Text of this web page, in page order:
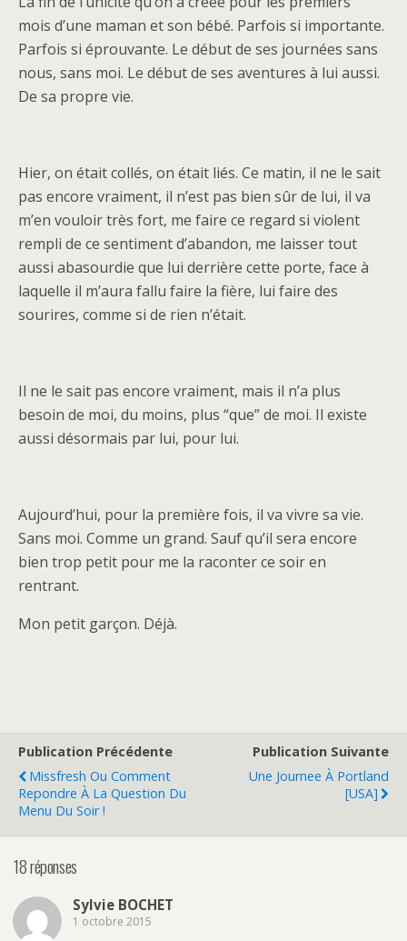
mois d’une maman et son bébé. Parfois si importante.
Parfois si éprouvante. Le début de ses journées sans
nous, sans moi. Le début de ses aventures à lui aussi.
De sa propre vie.
Hier, on était collés, on était liés. Ce matin, il ne le sait
pas encore vraiment, il n’est pas bien sûr de lui, il va
m’en vouloir très fort, me faire ce regard si violent
rempli de ce sentiment d’abandon, me laisser tout
aussi abasourdie que lui derrière cette porte, face à
laquelle il m’aura fallu faire la fière, lui faire des
sourires, comme si de rien n’était.
Il ne le sait pas encore vraiment, mais il n’a plus
besoin de moi, du moins, plus “que” de moi. Il existe
aussi désormais par lui, pour lui.
Aujourd’hui, pour la première fois, il va vivre sa vie.
Sans moi. Comme un grand. Sauf qu’il sera encore
bien trop petit pour me la raconter ce soir en
rentrant.
Mon petit garçon. Déjà.
Publication Précédente
Missfresh Ou Comment
Repondre À La Question Du
Menu Du Soir !
Publication Suivante
Une Journee À Portland
[USA]
18 réponses
Sylvie BOCHET
1 octobre 2015